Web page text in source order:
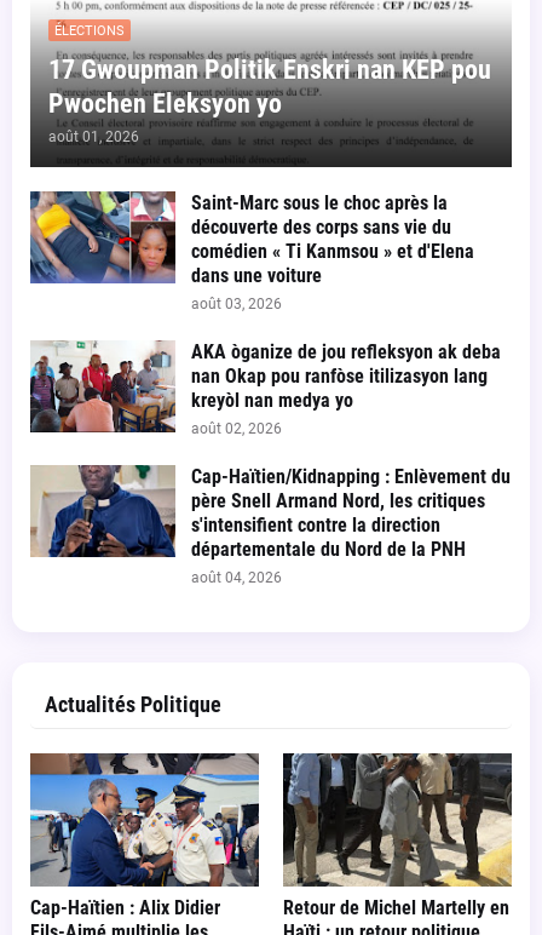
ÉLECTIONS
17 Gwoupman Politik Enskri nan KEP pou
Pwochen Eleksyon yo
août 01, 2026
Saint-Marc sous le choc après la
découverte des corps sans vie du
comédien « Ti Kanmsou » et d'Elena
dans une voiture
août 03, 2026
AKA òganize de jou refleksyon ak deba
nan Okap pou ranfòse itilizasyon lang
kreyòl nan medya yo
août 02, 2026
Cap-Haïtien/Kidnapping : Enlèvement du
père Snell Armand Nord, les critiques
s'intensifient contre la direction
départementale du Nord de la PNH
août 04, 2026
Actualités Politique
Cap-Haïtien : Alix Didier
Retour de Michel Martelly en